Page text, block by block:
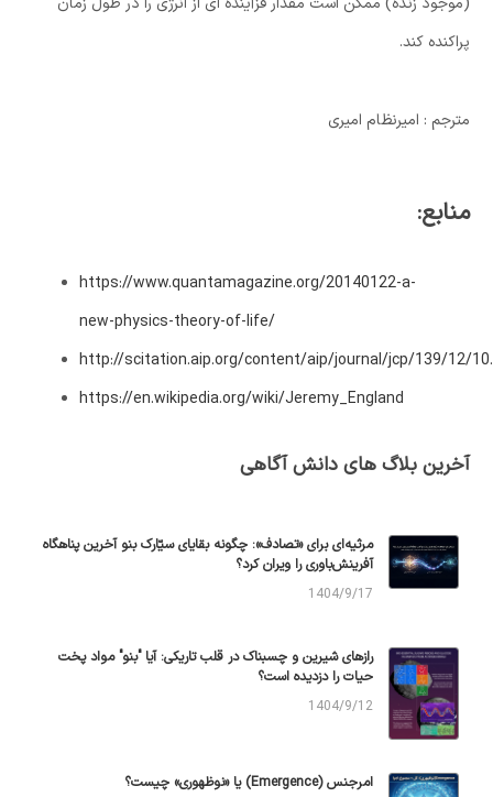
پراکنده کند.
مترجم : امیرنظام امیری
منابع:
https://www.quantamagazine.org/20140122-a-
new-physics-theory-of-life/
http://scitation.aip.org/content/aip/journal/jcp/139/12/
https://en.wikipedia.org/wiki/Jeremy_England
آخرین بلاگ های دانش آگاهی
مرثیه‌ای برای «تصادف»: چگونه بقایای سیّارک بنو آخرین پناهگاه
آفرینش‌باوری را ویران کرد؟
1404/9/17
رازهای شیرین و چسبناک در قلب تاریکی: آیا "بنو" مواد پخت
حیات را دزدیده است؟
1404/9/12
امرجنس (Emergence) یا «نوظهوری» چیست؟